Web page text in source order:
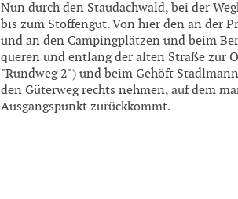
Nun durch den Staudachwald, bei der
bis zum Stoffengut. Von hier den an der
und an den Campingplätzen und beim
queren und entlang der alten Straße zur
"Rundweg 2") und beim Gehöft
den Güterweg rechts nehmen, auf dem
Ausgangspunkt zurückkommt.